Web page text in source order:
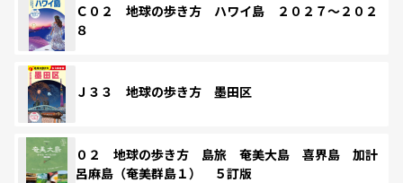
Ｃ０２ 地球の歩き方 ハワイ島 ２０２７～２０２
８
Ｊ３３ 地球の歩き方 墨田区
０２ 地球の歩き方 島旅 奄美大島 喜界島 加計
呂麻島（奄美群島１） ５訂版